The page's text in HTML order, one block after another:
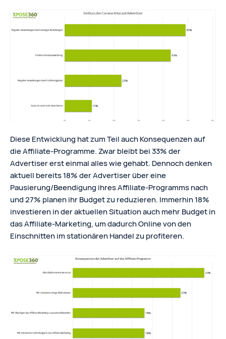
Diese Entwicklung hat zum Teil auch Konsequenzen auf
die Affiliate-Programme. Zwar bleibt bei 33% der
Advertiser erst einmal alles wie gehabt. Dennoch denken
aktuell bereits 18% der Advertiser über eine
Pausierung/Beendigung ihres Affiliate-Programms nach
und 27% planen ihr Budget zu reduzieren. Immerhin 18%
investieren in der aktuellen Situation auch mehr Budget in
das Affiliate-Marketing, um dadurch Online von den
Einschnitten im stationären Handel zu profiteren.